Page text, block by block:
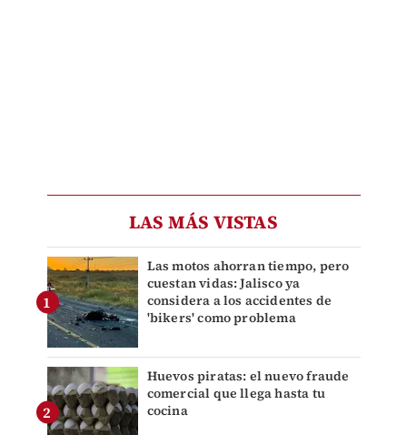
LAS MÁS VISTAS
Las motos ahorran tiempo, pero
cuestan vidas: Jalisco ya
considera a los accidentes de
'bikers' como problema
Huevos piratas: el nuevo fraude
comercial que llega hasta tu
cocina